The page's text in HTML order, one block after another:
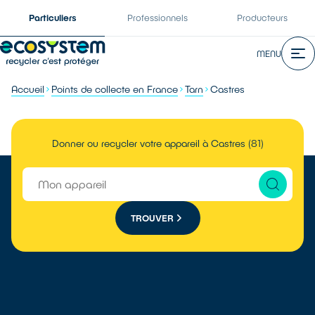
Particuliers Professionnels Producteurs
MENU
Accueil Points de collecte en France Tarn Castres
Donner ou recycler votre appareil à Castres (81)
TROUVER